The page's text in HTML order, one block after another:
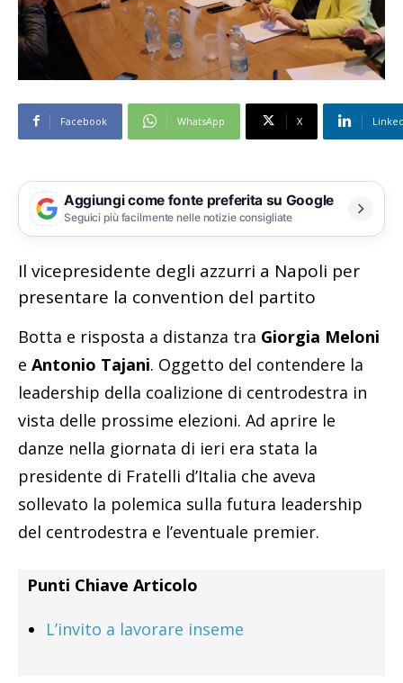
Facebook WhatsApp X
Aggiungi come fonte preferita su Google
Seguici più facilmente nelle notizie consigliate
Il vicepresidente degli azzurri a Napoli per
presentare la convention del partito
Botta e risposta a distanza tra Giorgia Meloni
e Antonio Tajani. Oggetto del contendere la
leadership della coalizione di centrodestra in
vista delle prossime elezioni. Ad aprire le
danze nella giornata di ieri era stata la
presidente di Fratelli d’Italia che aveva
sollevato la polemica sulla futura leadership
del centrodestra e l’eventuale premier.
Punti Chiave Articolo
L’invito a lavorare inseme